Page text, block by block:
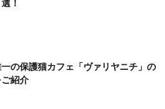
！
の保護猫カフェ「ヴァリヤニチ」の
紹介